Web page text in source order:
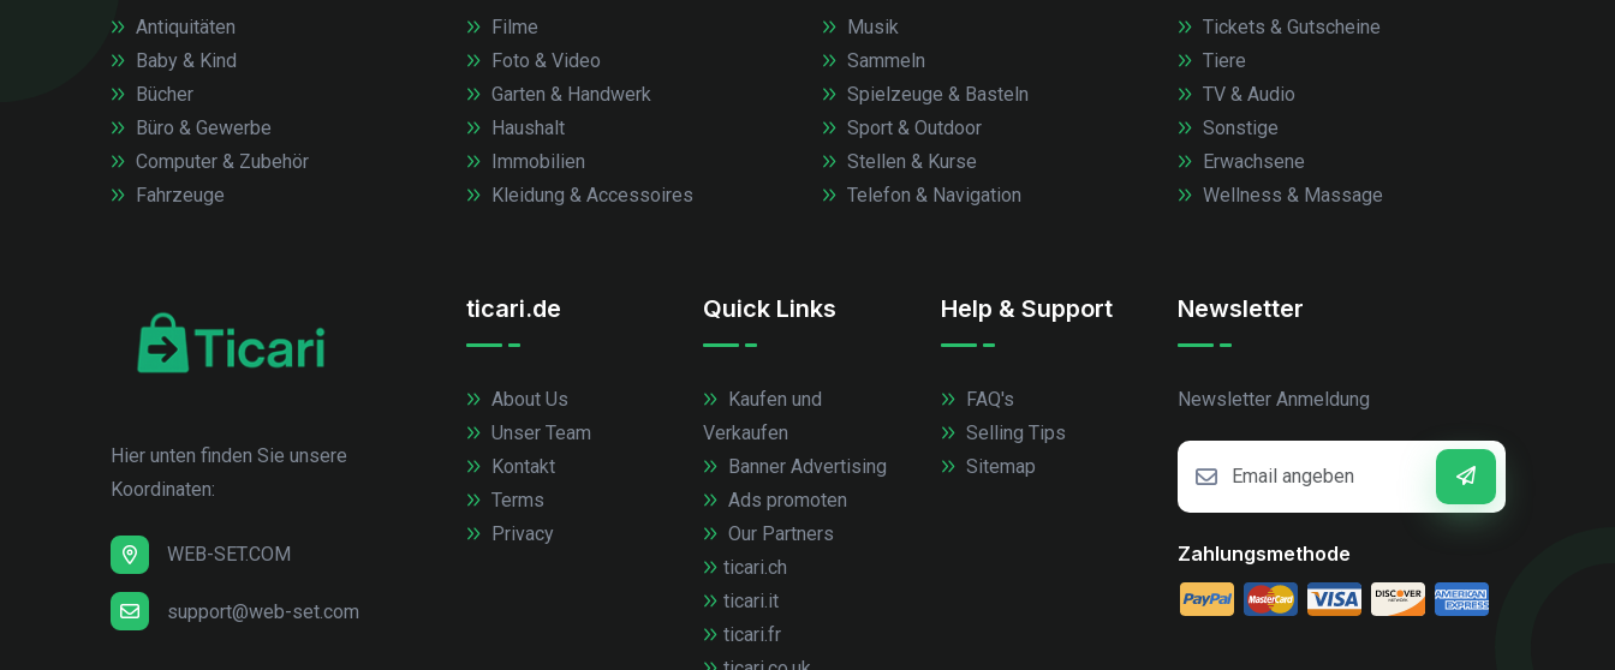
Antiquitäten
Baby & Kind
Bücher
Büro & Gewerbe
Computer & Zubehör
Fahrzeuge
Filme
Foto & Video
Garten & Handwerk
Haushalt
Immobilien
Kleidung & Accessoires
Musik
Sammeln
Spielzeuge & Basteln
Sport & Outdoor
Stellen & Kurse
Telefon & Navigation
Tickets & Gutscheine
Tiere
TV & Audio
Sonstige
Erwachsene
Wellness & Massage
Hier unten finden Sie unsere
Koordinaten:
WEB-SET.COM
support@web-set.com
ticari.de
About Us
Unser Team
Kontakt
Terms
Privacy
Quick Links
Kaufen und
Verkaufen
Banner Advertising
Ads promoten
Our Partners
ticari.ch
ticari.it
ticari.fr
Help & Support
FAQ's
Selling Tips
Sitemap
Newsletter
Newsletter Anmeldung
Zahlungsmethode